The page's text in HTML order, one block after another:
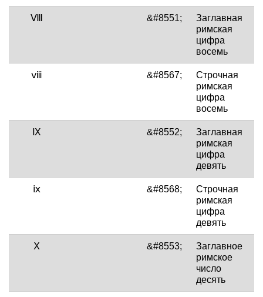
Ⅷ &#8551;
Заглавная
римская
цифра
восемь
ⅷ &#8567;
Строчная
римская
цифра
восемь
Ⅸ &#8552;
Заглавная
римская
цифра
девять
ⅸ &#8568;
Строчная
римская
цифра
девять
Ⅹ &#8553;
Заглавное
римское
число
десять